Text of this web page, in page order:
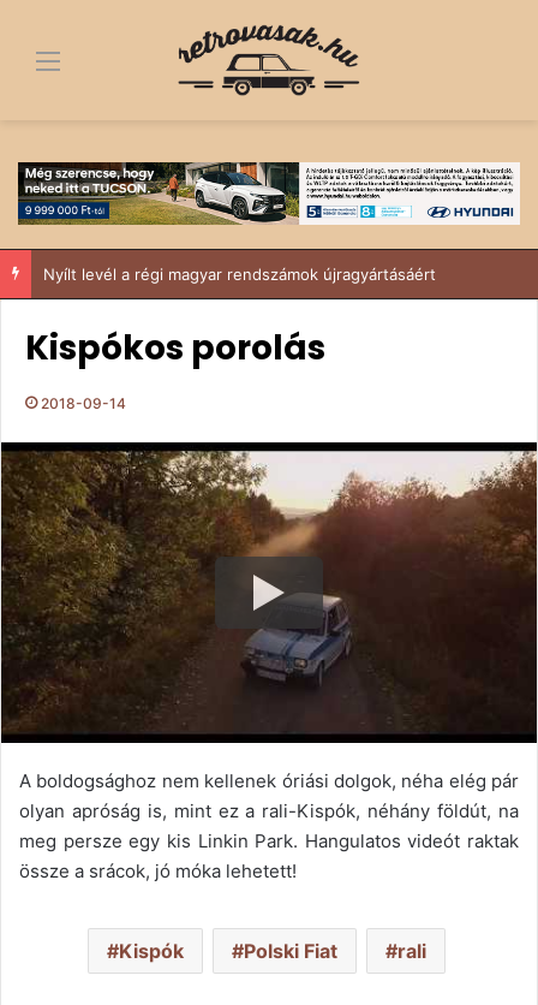
Menü
Nyílt levél a régi magyar rendszámok újragyártásáért
Kispókos porolás
2018-09-14
A boldogsághoz nem kellenek óriási dolgok, néha elég pár
olyan apróság is, mint ez a rali-Kispók, néhány földút, na
meg persze egy kis Linkin Park. Hangulatos videót raktak
össze a srácok, jó móka lehetett!
Kispók Polski Fiat rali